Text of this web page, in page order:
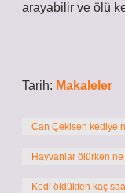
arayabilir ve ölü
Tarih: Makaleler
Can Çekisen kediye
Hayvanlar ölürken
Kedi öldükten kaç